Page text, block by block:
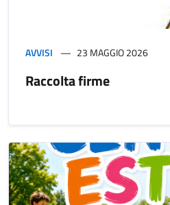
AVVISI 23 MAGGIO 2026
Raccolta firme